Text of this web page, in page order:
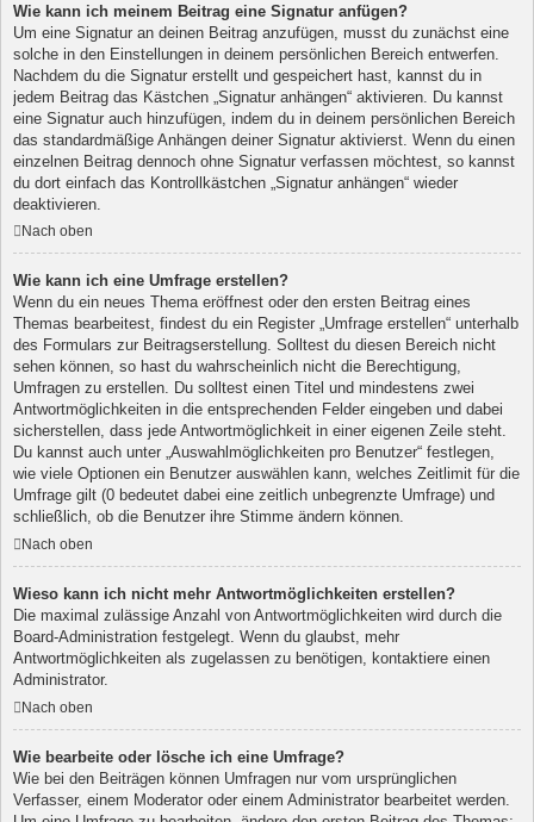
Wie kann ich meinem Beitrag eine Signatur anfügen?
Um eine Signatur an deinen Beitrag anzufügen, musst du zunächst eine
solche in den Einstellungen in deinem persönlichen Bereich entwerfen.
Nachdem du die Signatur erstellt und gespeichert hast, kannst du in
jedem Beitrag das Kästchen „Signatur anhängen“ aktivieren. Du kannst
eine Signatur auch hinzufügen, indem du in deinem persönlichen Bereich
das standardmäßige Anhängen deiner Signatur aktivierst. Wenn du einen
einzelnen Beitrag dennoch ohne Signatur verfassen möchtest, so kannst
du dort einfach das Kontrollkästchen „Signatur anhängen“ wieder
deaktivieren.
Nach oben
Wie kann ich eine Umfrage erstellen?
Wenn du ein neues Thema eröffnest oder den ersten Beitrag eines
Themas bearbeitest, findest du ein Register „Umfrage erstellen“ unterhalb
des Formulars zur Beitragserstellung. Solltest du diesen Bereich nicht
sehen können, so hast du wahrscheinlich nicht die Berechtigung,
Umfragen zu erstellen. Du solltest einen Titel und mindestens zwei
Antwortmöglichkeiten in die entsprechenden Felder eingeben und dabei
sicherstellen, dass jede Antwortmöglichkeit in einer eigenen Zeile steht.
Du kannst auch unter „Auswahlmöglichkeiten pro Benutzer“ festlegen,
wie viele Optionen ein Benutzer auswählen kann, welches Zeitlimit für die
Umfrage gilt (0 bedeutet dabei eine zeitlich unbegrenzte Umfrage) und
schließlich, ob die Benutzer ihre Stimme ändern können.
Nach oben
Wieso kann ich nicht mehr Antwortmöglichkeiten erstellen?
Die maximal zulässige Anzahl von Antwortmöglichkeiten wird durch die
Board-Administration festgelegt. Wenn du glaubst, mehr
Antwortmöglichkeiten als zugelassen zu benötigen, kontaktiere einen
Administrator.
Nach oben
Wie bearbeite oder lösche ich eine Umfrage?
Wie bei den Beiträgen können Umfragen nur vom ursprünglichen
Verfasser, einem Moderator oder einem Administrator bearbeitet werden.